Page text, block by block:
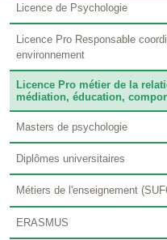
Licence de Psychologie
Licence Pro Responsable
environnement
Licence Pro métier de la
médiation, éducation,
Masters de psychologie
Diplômes universitaires
Métiers de l'enseignement
ERASMUS